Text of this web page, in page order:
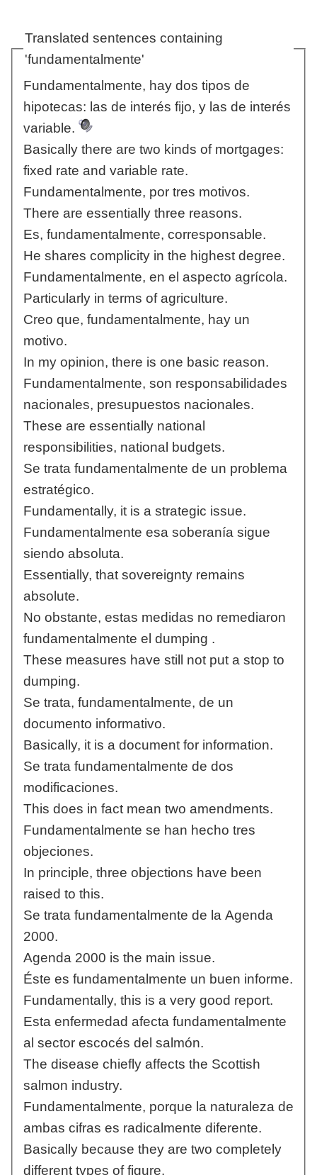
Translated sentences containing
'fundamentalmente'
Fundamentalmente, hay dos tipos de
hipotecas: las de interés fijo, y las de interés
variable.
Basically there are two kinds of mortgages:
fixed rate and variable rate.
Fundamentalmente, por tres motivos.
There are essentially three reasons.
Es, fundamentalmente, corresponsable.
He shares complicity in the highest degree.
Fundamentalmente, en el aspecto agrícola.
Particularly in terms of agriculture.
Creo que, fundamentalmente, hay un
motivo.
In my opinion, there is one basic reason.
Fundamentalmente, son responsabilidades
nacionales, presupuestos nacionales.
These are essentially national
responsibilities, national budgets.
Se trata fundamentalmente de un problema
estratégico.
Fundamentally, it is a strategic issue.
Fundamentalmente esa soberanía sigue
siendo absoluta.
Essentially, that sovereignty remains
absolute.
No obstante, estas medidas no remediaron
fundamentalmente el dumping .
These measures have still not put a stop to
dumping.
Se trata, fundamentalmente, de un
documento informativo.
Basically, it is a document for information.
Se trata fundamentalmente de dos
modificaciones.
This does in fact mean two amendments.
Fundamentalmente se han hecho tres
objeciones.
In principle, three objections have been
raised to this.
Se trata fundamentalmente de la Agenda
2000.
Agenda 2000 is the main issue.
Éste es fundamentalmente un buen informe.
Fundamentally, this is a very good report.
Esta enfermedad afecta fundamentalmente
al sector escocés del salmón.
The disease chiefly affects the Scottish
salmon industry.
Fundamentalmente, porque la naturaleza de
ambas cifras es radicalmente diferente.
Basically because they are two completely
different types of figure.